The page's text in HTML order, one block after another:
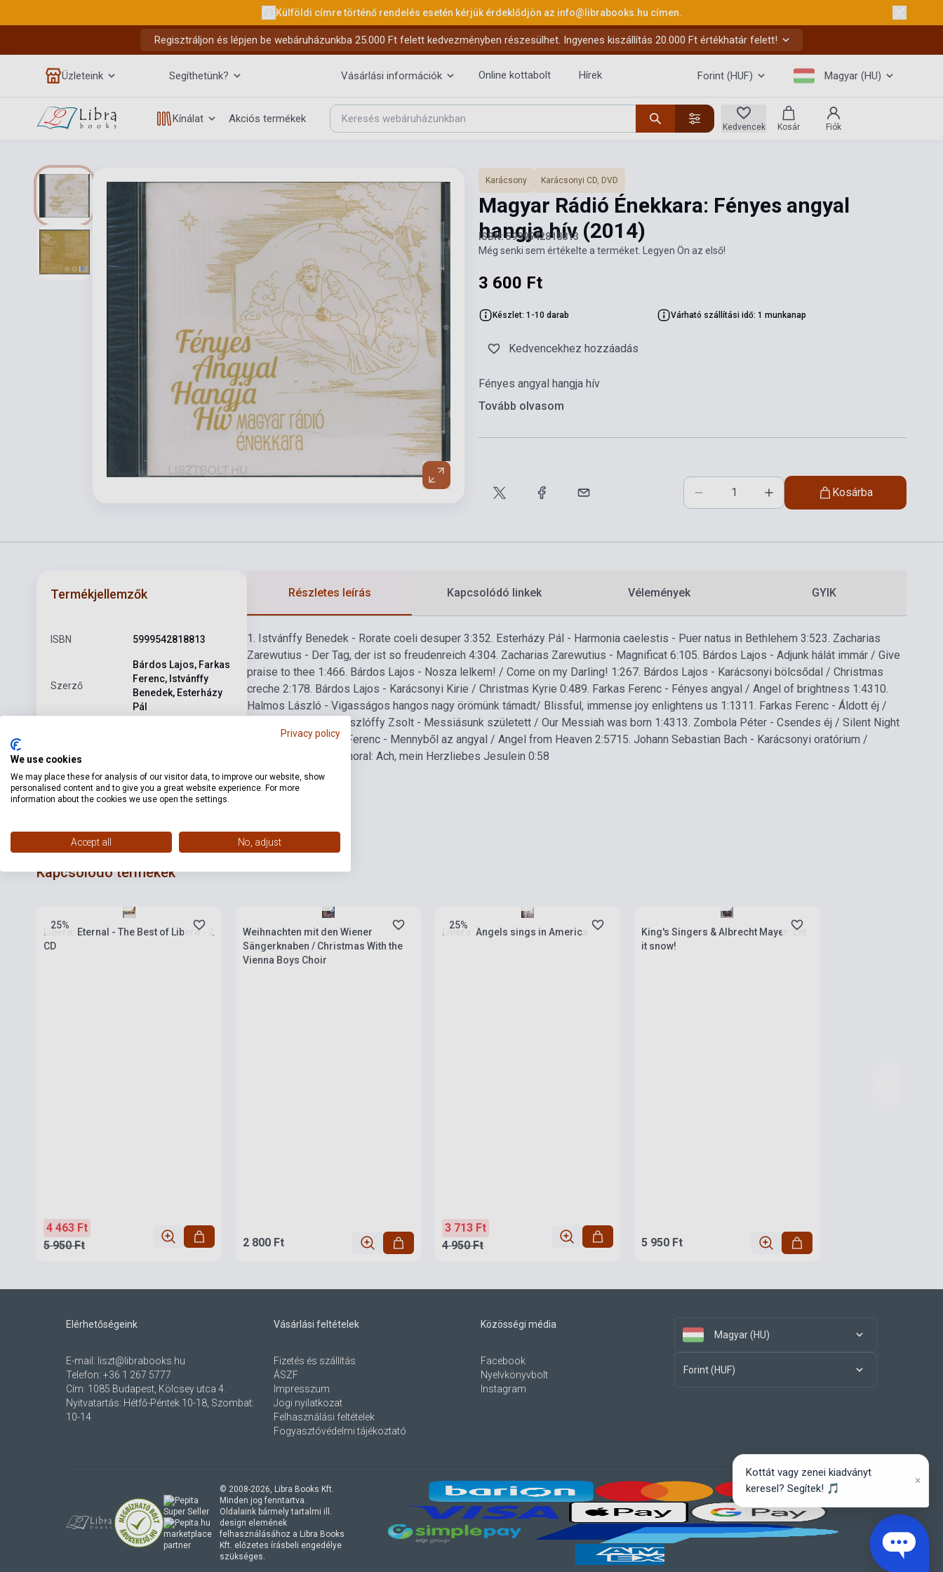
Külföldi címre történő rendelés esetén kérjük érdeklődjön az info@librabooks.hu címen.
Regisztráljon és lépjen be webáruházunkba 25.000 Ft felett kedvezményben részesülhet. Ingyenes kiszállítás 20.000 Ft értékhatár felett!
Üzleteink Segíthetünk? Vásárlási információk Online kottabolt Hírek Forint (HUF) Magyar (HU)
Kínálat Akciós termékek
Kedvencek Kosár Fiók
Karácsony Karácsonyi CD, DVD
Magyar Rádió Énekkara: Fényes angyal
hangja hív (2014)
ISBN: 5999542818813
Még senki sem értékelte a terméket. Legyen Ön az első!
3 600 Ft
Készlet: 1-10 darab Várható szállítási idő: 1 munkanap
Kedvencekhez hozzáadás
Fényes angyal hangja hív
Tovább olvasom
Kosárba
Termékjellemzők
ISBN 5999542818813
Szerző
Bárdos Lajos, Farkas
Ferenc, Istvánffy
Benedek, Esterházy
Pál
Kiadási év
Formátum CD
Részletes leírás Kapcsolódó linkek Vélemények GYIK
1. Istvánffy Benedek - Rorate coeli desuper 3:352. Esterházy Pál - Harmonia caelestis - Puer natus in Bethlehem 3:523. Zacharias
Zarewutius - Der Tag, der ist so freudenreich 4:304. Zacharias Zarewutius - Magnificat 6:105. Bárdos Lajos - Adjunk hálát immár / Give
praise to thee 1:466. Bárdos Lajos - Nosza lelkem! / Come on my Darling! 1:267. Bárdos Lajos - Karácsonyi bölcsődal / Christmas
creche 2:178. Bárdos Lajos - Karácsonyi Kirie / Christmas Kyrie 0:489. Farkas Ferenc - Fényes angyal / Angel of brightness 1:4310.
Halmos László - Vigasságos hangos nagy örömünk támadt/ Blissful, immense joy enlightens us 1:1311. Farkas Ferenc - Áldott éj /
12. Lászlóffy Zsolt - Messiásunk született / Our Messiah was born 1:4313. Zombola Péter - Csendes éj / Silent Night
14. Ifj. Sapszon Ferenc - Mennyből az angyal / Angel from Heaven 2:5715. Johann Sebastian Bach - Karácsonyi oratórium /
Christmas oratorio Choral: Ach, mein Herzliebes Jesulein 0:58
Kapcsolódó termékek
25%
Libera: Eternal - The Best of Libera - 2
CD
4 463 Ft
5 950 Ft
Weihnachten mit den Wiener
Sängerknaben / Christmas With the
Vienna Boys Choir
2 800 Ft
25%
Libera: Angels sings in America
3 713 Ft
4 950 Ft
King's Singers & Albrecht Mayer: Let
it snow!
5 950 Ft
Elérhetőségeink
E-mail: liszt@librabooks.hu
Telefon: +36 1 267 5777
Cím: 1085 Budapest, Kölcsey utca 4.
Nyitvatartás: Hétfő-Péntek 10-18, Szombat:
10-14
Vásárlási feltételek
Fizetés és szállítás
ÁSZF
Impresszum
Jogi nyilatkozat
Felhasználási feltételek
Fogyasztóvédelmi tájékoztató
Közösségi média
Facebook
Nyelvkönyvbolt
Instagram
Magyar (HU)
Forint (HUF)
© 2008-2026, Libra Books Kft.
Minden jog fenntartva.
Oldalaink bármely tartalmi ill.
design elemének
felhasználásához a Libra Books
Kft. előzetes írásbeli engedélye
szükséges.
marketplace
partner
Kottát vagy zenei kiadványt
keresel? Segítek! 🎵
×
Privacy policy
We use cookies
We may place these for analysis of our visitor data, to improve our website, show
personalised content and to give you a great website experience. For more
information about the cookies we use open the settings.
Accept all No, adjust